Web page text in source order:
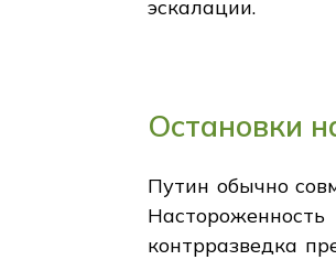
эскалации.
Остановки
Путин обычно
контрразведка